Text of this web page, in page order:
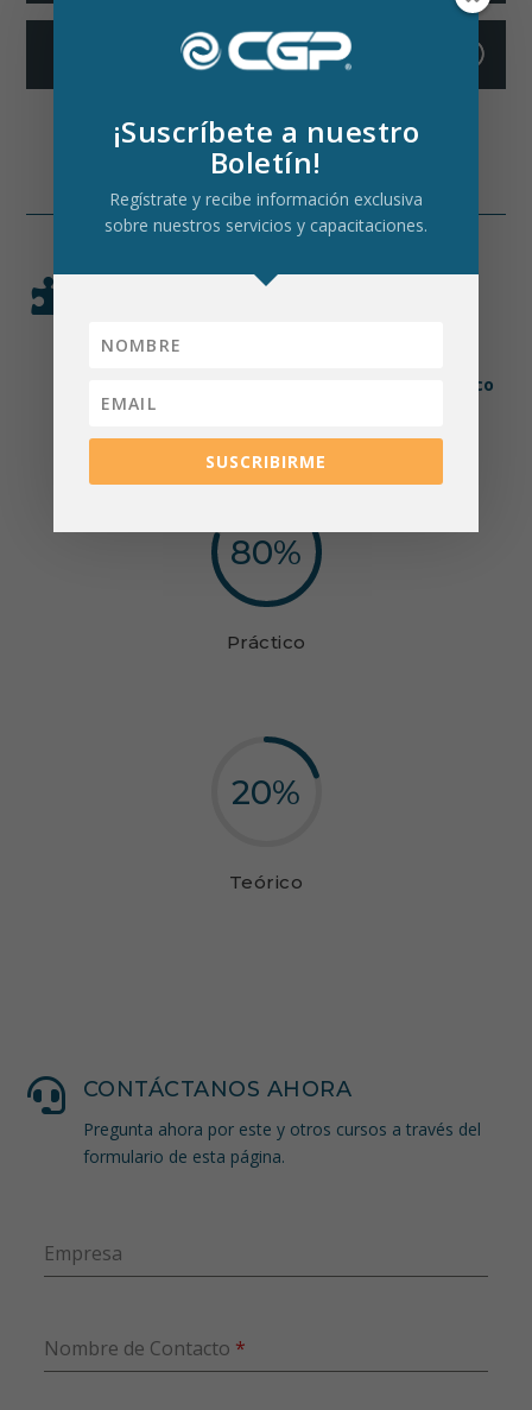
+

METODOLOGÍA EN CADA
Nuestra metodología prioriza la práctica sobre la
asegurando un aprendizaje útil, dinámico
y aplicable.
80%
Práctico
20%
Teórico
 CONTÁCTANOS AHORA
Pregunta ahora por este y otros cursos a través del
formulario de esta página.
Empresa
Nombre de Contacto *
¡Suscríbete a nuestro
Boletín!
Regístrate y recibe información exclusiva
sobre nuestros servicios y capacitaciones.
SUSCRIBIRME